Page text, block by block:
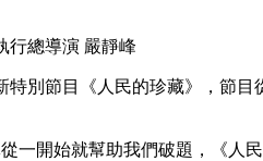
4K专区 全景新闻
第一次 人生第二次
NBA 中超 国足 国际足
總導演 嚴靜峰
別節目《人民的珍藏》，節
開始就幫助我們破題，《人